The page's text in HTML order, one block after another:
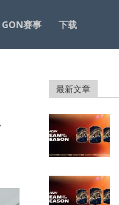
GON赛事 下载
最新文章